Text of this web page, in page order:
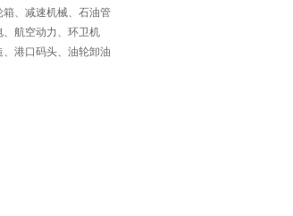
、减速机械、石油管
航空动力、环卫机
港口码头、油轮卸油